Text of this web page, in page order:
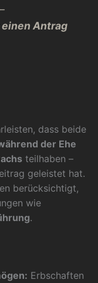
Antrag
dass beide
der Ehe
teilhaben –
geleistet hat.
berücksichtigt,
wie
.
Erbschaften